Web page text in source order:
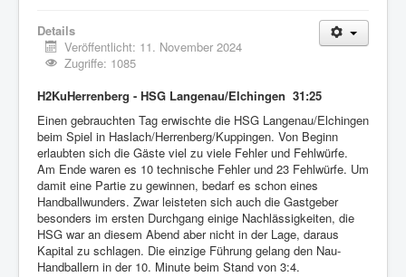
Details
Veröffentlicht: 11. November 2024
Zugriffe: 1085
H2KuHerrenberg - HSG Langenau/Elchingen 31:25
Einen gebrauchten Tag erwischte die HSG Langenau/Elchingen
beim Spiel in Haslach/Herrenberg/Kuppingen. Von Beginn
erlaubten sich die Gäste viel zu viele Fehler und Fehlwürfe.
Am Ende waren es 10 technische Fehler und 23 Fehlwürfe. Um
damit eine Partie zu gewinnen, bedarf es schon eines
Handballwunders. Zwar leisteten sich auch die Gastgeber
besonders im ersten Durchgang einige Nachlässigkeiten, die
HSG war an diesem Abend aber nicht in der Lage, daraus
Kapital zu schlagen. Die einzige Führung gelang den Nau-
Handballern in der 10. Minute beim Stand von 3:4.